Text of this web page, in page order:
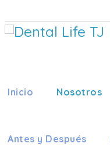
Inicio Nosotros
Antes y Después